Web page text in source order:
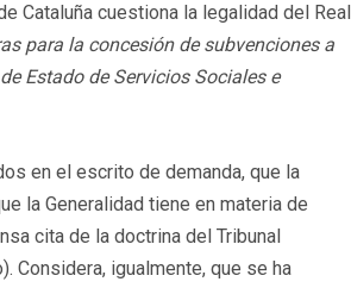
Cataluña cuestiona la legalidad del Real
para la concesión de subvenciones a
Estado de Servicios Sociales e
en el escrito de demanda, que la
la Generalidad tiene en materia de
cita de la doctrina del Tribunal
Considera, igualmente, que se ha